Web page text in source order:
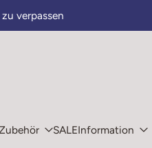
verpassen
SALEInformation